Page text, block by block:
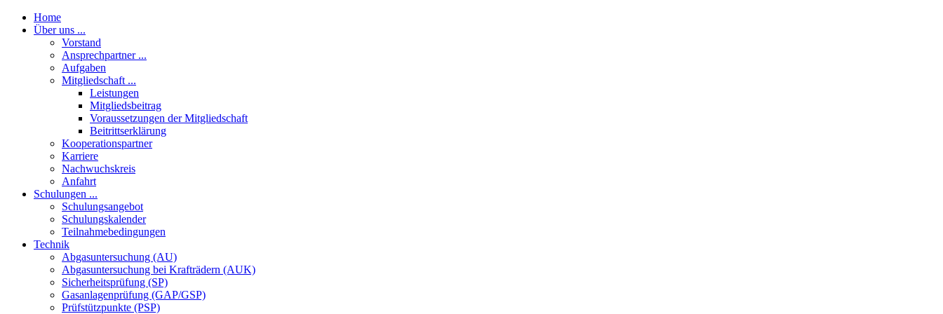
Home
Über uns ...
Vorstand
Ansprechpartner ...
Aufgaben
Mitgliedschaft ...
Leistungen
Mitgliedsbeitrag
Voraussetzungen der Mitgliedschaft
Beitrittserklärung
Kooperationspartner
Karriere
Nachwuchskreis
Anfahrt
Schulungen ...
Schulungsangebot
Schulungskalender
Teilnahmebedingungen
Technik
Abgasuntersuchung (AU)
Abgasuntersuchung bei Krafträdern (AUK)
Sicherheitsprüfung (SP)
Gasanlagenprüfung (GAP/GSP)
Prüfstützpunkte (PSP)